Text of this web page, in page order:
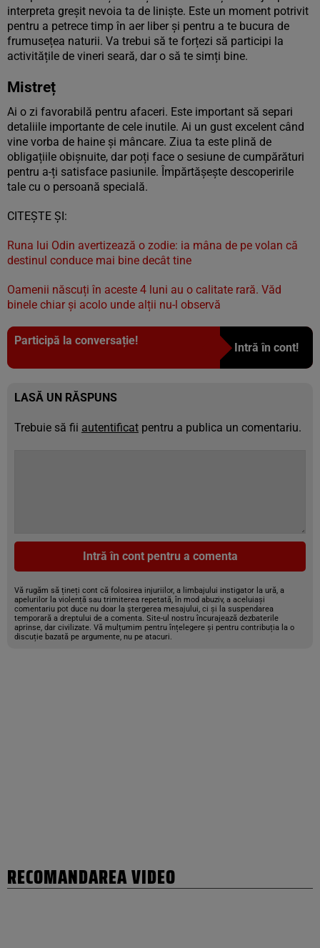
interpreta greșit nevoia ta de liniște. Este un moment potrivit
pentru a petrece timp în aer liber și pentru a te bucura de
frumusețea naturii. Va trebui să te forțezi să participi la
activitățile de vineri seară, dar o să te simți bine.
Mistreț
Ai o zi favorabilă pentru afaceri. Este important să separi
detaliile importante de cele inutile. Ai un gust excelent când
vine vorba de haine și mâncare. Ziua ta este plină de
obligațiile obișnuite, dar poți face o sesiune de cumpărături
pentru a-ți satisface pasiunile. Împărtășește descoperirile
tale cu o persoană specială.
CITEȘTE ȘI:
Runa lui Odin avertizează o zodie: ia mâna de pe volan că
destinul conduce mai bine decât tine
Oamenii născuți în aceste 4 luni au o calitate rară. Văd
binele chiar și acolo unde alții nu-l observă
Participă la conversație!
Intră în cont!
LASĂ UN RĂSPUNS
Trebuie să fii autentificat pentru a publica un comentariu.
Intră în cont pentru a comenta
Vă rugăm să țineți cont că folosirea injuriilor, a limbajului instigator la ură, a
apelurilor la violență sau trimiterea repetată, în mod abuziv, a aceluiași
comentariu pot duce nu doar la ștergerea mesajului, ci și la suspendarea
temporară a dreptului de a comenta. Site-ul nostru încurajează dezbaterile
aprinse, dar civilizate. Vă mulțumim pentru înțelegere și pentru contribuția la o
discuție bazată pe argumente, nu pe atacuri.
RECOMANDAREA VIDEO